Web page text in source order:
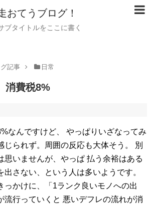
おてうブログ！
ブタイトルをここに書く
グ記事 日常
費税8%
なんですけど、
やっぱりいざなってみ
じられず。周囲の反応も大体そう。
別
思いませんが、やっぱ 払う余裕はある
出さない、という人は多いようです。
っかけに、「1ランク良いモノへの出
流行っていくと 悪いデフレの流れが消